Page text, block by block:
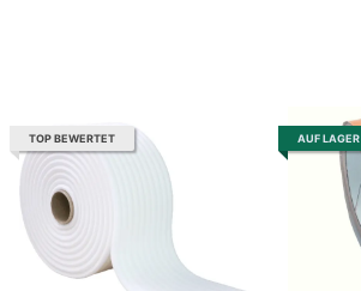
TOP BEWERTET AUF LAGER